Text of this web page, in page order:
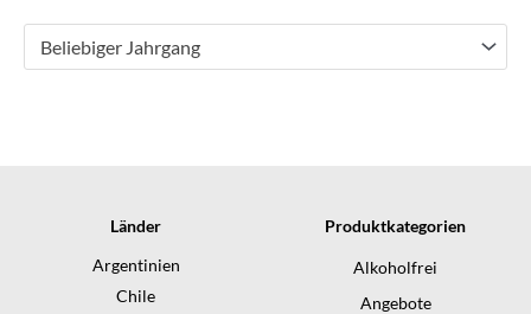
Beliebiger Jahrgang
Länder
Argentinien
Chile
Produktkategorien
Alkoholfrei
Angebote